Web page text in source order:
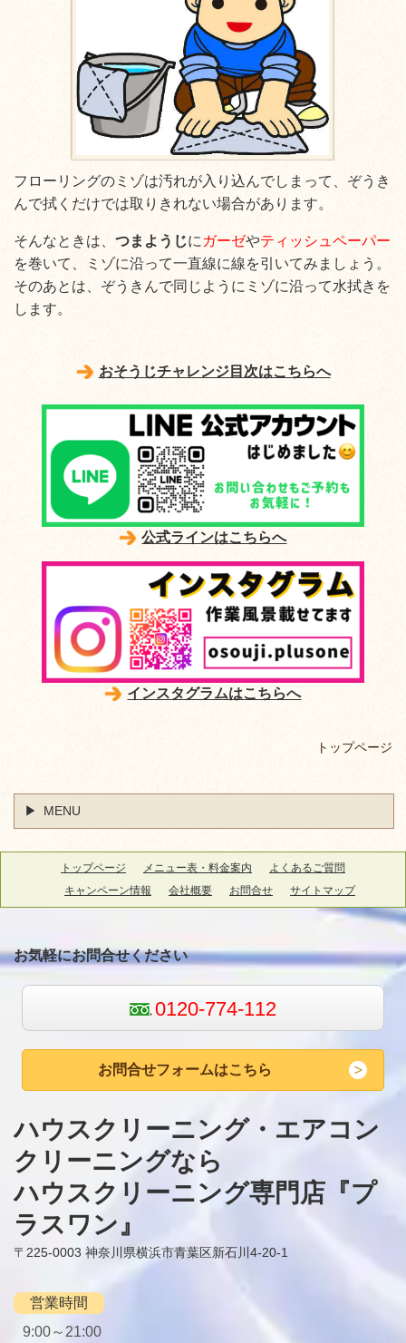
フローリングのミゾは汚れが入り込んでしまって、ぞうき
んで拭くだけでは取りきれない場合があります。
そんなときは、 つまようじに ガーゼやティッシュペーパー
を巻いて、ミゾに沿って一直線に線を引いてみましょう。
そのあとは、ぞうきんで同じようにミゾに沿って水拭きを
します。
おそうじチャレンジ目次はこちらへ
公式ラインはこちらへ
インスタグラムはこちらへ
トップページ
MENU
トップページ メニュー表・料金案内
よくあるご質問
キャンペーン情報
会社概要 お問合せ サイトマップ
お気軽にお問合せください
0120-774-112
お問合せフォームはこちら
ハウスクリーニング・エアコン
クリーニングなら
ハウスクリーニング専門店『プ
ラスワン』
〒225-0003 神奈川県横浜市青葉区新石川4-20-1
営業時間
9:00～21:00